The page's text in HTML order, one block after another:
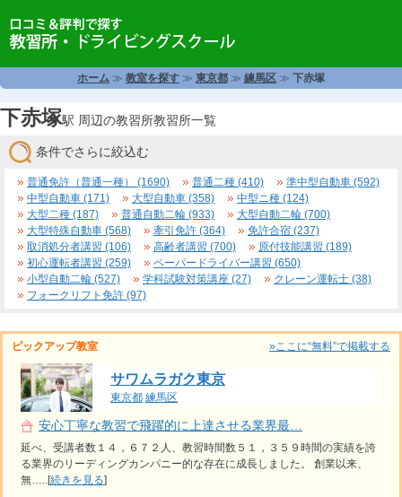
ホーム ≫ 教室を探す ≫ 東京都 ≫ 練馬区 ≫ 下赤塚
下赤塚駅 周辺の教習所教習所一覧
条件でさらに絞込む
普通免許（普通一種） (1690) 普通二種 (410)
準中型自動車 (592)
中型自動車 (171)
大型自動車 (358)
中型ニ種 (124)
大型二種 (187)
普通自動二輪 (933)
大型自動二輪 (700)
大型特殊自動車 (568)
牽引免許 (364)
免許合宿 (237)
取消処分者講習 (106)
高齢者講習 (700)
原付技能講習 (189)
初心運転者講習 (259)
ペーパードライバー講習 (650)
小型自動二輪 (527)
学科試験対策講座 (27)
クレーン運転士 (38)
フォークリフト免許 (97)
ピックアップ教室 »ここに“無料”で掲載する
サワムラガク東京
東京都 練馬区
安心丁寧な教習で飛躍的に上達させる業界最…
延べ、受講者数１４，６７２人、教習時間数５１，３５９時間の実績を誇
る業界のリーディングカンパニー的な存在に成長しました。 創業以来、
無…..[続きを見る]